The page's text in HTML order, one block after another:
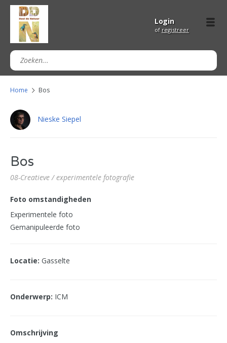
Login
of registreer
Home Bos
Nieske Siepel
Bos
08-Creatieve / experimentele fotografie
Foto omstandigheden
Experimentele foto
Gemanipuleerde foto
Locatie: Gasselte
Onderwerp: ICM
Omschrijving